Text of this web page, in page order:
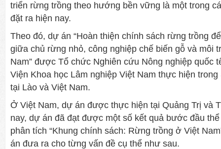
triển rừng trồng theo hướng bền vững là một trong
đặt ra hiện nay.
Theo đó, dự án “Hoàn thiện chính sách rừng trồng
giữa chủ rừng nhỏ, công nghiệp chế biến gỗ và môi
Nam” được Tổ chức Nghiên cứu Nông nghiệp quốc
Viện Khoa học Lâm nghiệp Việt Nam thực hiện
tại Lào và Việt Nam.
Ở Việt Nam, dự án được thực hiện tại Quảng Trị và
nay, dự án đã đạt được một số kết quả bước đầu
phân tích “Khung chính sách: Rừng trồng ở Việt
án đưa ra cho từng vấn đề cụ thể như sau.